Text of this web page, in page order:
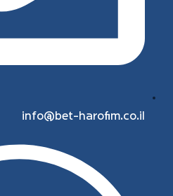
info@bet-harofim.co.il